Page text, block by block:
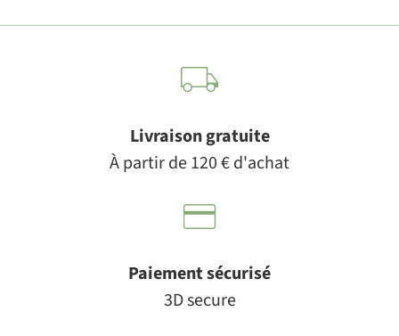
Livraison gratuite
À partir de 120 € d'achat
Paiement sécurisé
3D secure